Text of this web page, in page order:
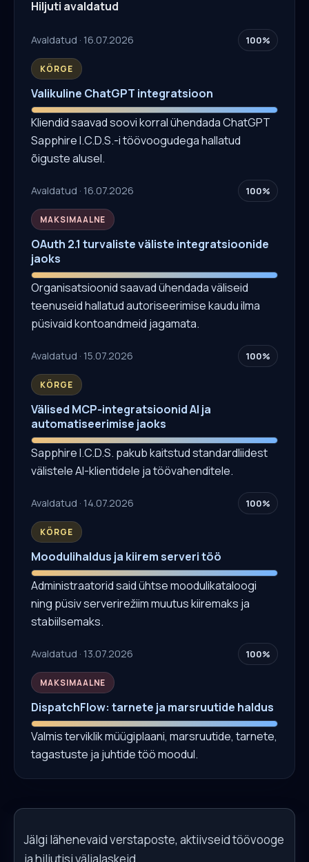
Hiljuti avaldatud
Avaldatud · 16.07.2026 100%
KÕRGE
Valikuline ChatGPT integratsioon
Kliendid saavad soovi korral ühendada ChatGPT
Sapphire I.C.D.S.-i töövoogudega hallatud
õiguste alusel.
Avaldatud · 16.07.2026 100%
MAKSIMAALNE
OAuth 2.1 turvaliste väliste integratsioonide
jaoks
Organisatsioonid saavad ühendada väliseid
teenuseid hallatud autoriseerimise kaudu ilma
püsivaid kontoandmeid jagamata.
Avaldatud · 15.07.2026 100%
KÕRGE
Välised MCP-integratsioonid AI ja
automatiseerimise jaoks
Sapphire I.C.D.S. pakub kaitstud standardliidest
välistele AI-klientidele ja töövahenditele.
Avaldatud · 14.07.2026 100%
KÕRGE
Moodulihaldus ja kiirem serveri töö
Administraatorid said ühtse moodulikataloogi
ning püsiv serverirežiim muutus kiiremaks ja
stabiilsemaks.
Avaldatud · 13.07.2026 100%
MAKSIMAALNE
DispatchFlow: tarnete ja marsruutide haldus
Valmis terviklik müügiplaani, marsruutide, tarnete,
tagastuste ja juhtide töö moodul.
Jälgi lähenevaid verstaposte, aktiivseid töövooge
ja hiljutisi väljalaskeid.